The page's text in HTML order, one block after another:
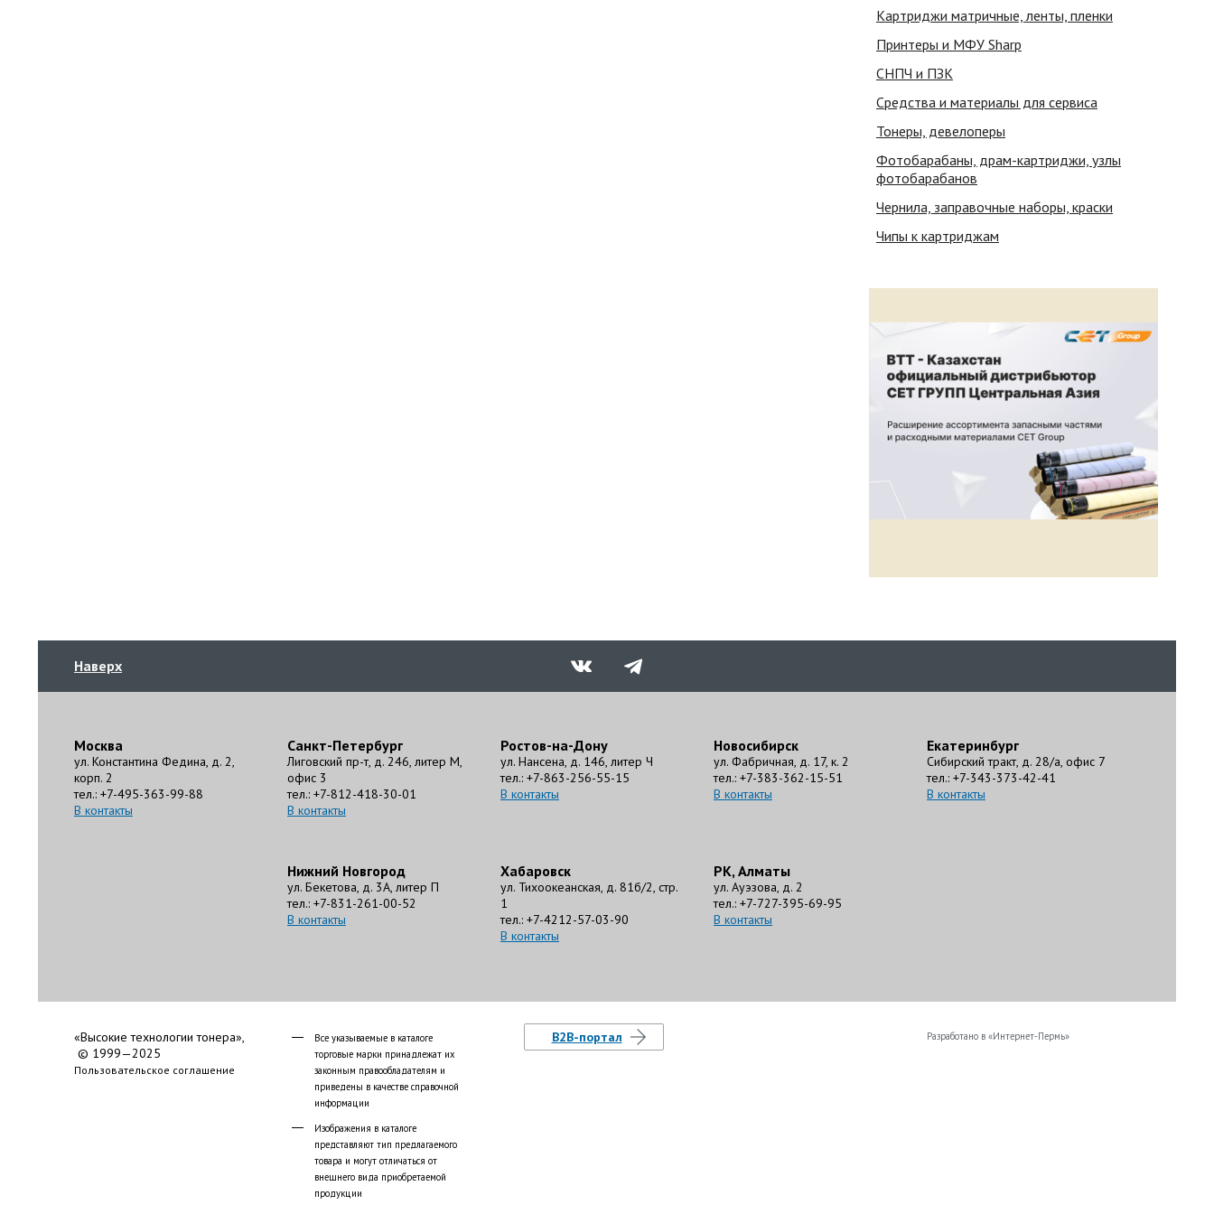
Картриджи матричные, ленты, пленки
Принтеры и МФУ Sharp
СНПЧ и ПЗК
Средства и материалы для сервиса
Тонеры, девелоперы
Фотобарабаны, драм-картриджи, узлы
фотобарабанов
Чернила, заправочные наборы, краски
Чипы к картриджам
Наверх
Москва
ул. Константина Федина, д. 2,
корп. 2
тел.: +7-495-363-99-88
В контакты
Санкт-Петербург
Лиговский пр-т, д. 246, литер М,
офис 3
тел.: +7-812-418-30-01
В контакты
Ростов-на-Дону
ул. Нансена, д. 146, литер Ч
тел.: +7-863-256-55-15
В контакты
Новосибирск
ул. Фабричная, д. 17, к. 2
тел.: +7-383-362-15-51
В контакты
Екатеринбург
Сибирский тракт, д. 28/а, офис 7
тел.: +7-343-373-42-41
В контакты
Нижний Новгород
ул. Бекетова, д. 3А, литер П
тел.: +7-831-261-00-52
В контакты
Хабаровск
ул. Тихоокеанская, д. 81б/2, стр.
1
тел.: +7-4212-57-03-90
В контакты
РК, Алматы
ул. Ауэзова, д. 2
тел.: +7-727-395-69-95
В контакты
«Высокие технологии тонера»,
© 1999—2025
Пользовательское соглашение
Все указываемые в каталоге
торговые марки принадлежат их
законным правообладателям и
приведены в качестве справочной
информации
Изображения в каталоге
представляют тип предлагаемого
товара и могут отличаться от
внешнего вида приобретаемой
продукции
B2B-портал Разработано в «Интернет-Пермь»